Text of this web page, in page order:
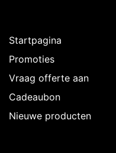
Startpagina
Promoties
Vraag offerte aan
Cadeaubon
Nieuwe producten